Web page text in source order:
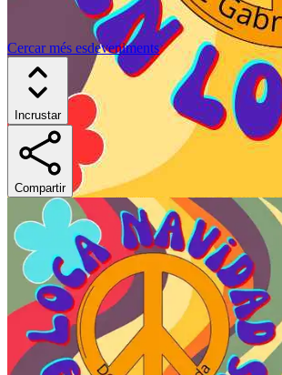
Cercar més esdeveniments
Incrustar
Compartir